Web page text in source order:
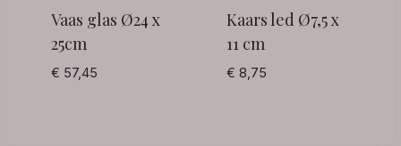
Vaas glas Ø24 x
25cm
€ 57,45
Kaars led Ø7,5 x
11 cm
€ 8,75